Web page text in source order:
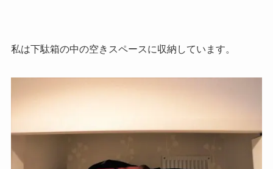
私は下駄箱の中の空きスペースに収納しています。